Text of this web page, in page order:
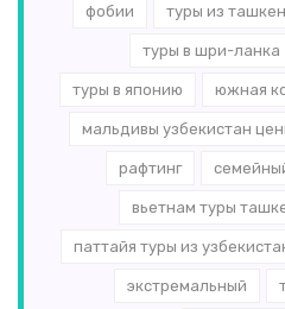
фобии туры из
туры в шри-ланка
туры в японию южная
мальдивы узбекистан
рафтинг
вьетнам туры
паттайя туры из
экстремальный